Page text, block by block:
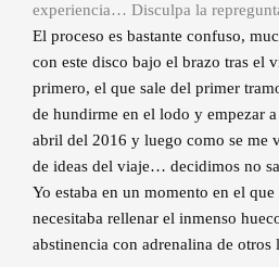
experiencia… Disculpa la
El proceso es bastante confuso,
con este disco bajo el brazo tras el
primero, el que sale del primer
de hundirme en el lodo y empezar
abril del 2016 y luego como se me
de ideas del viaje… decidimos no
Yo estaba en un momento en el
necesitaba rellenar el inmenso
abstinencia con adrenalina de otros